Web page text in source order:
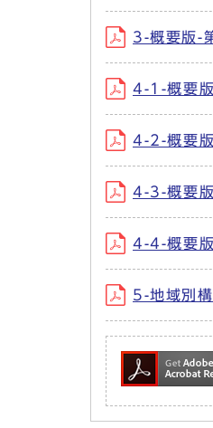
3-概要版-
4-1-概要
4-2-概要
4-3-概要
4-4-概要
5-地域別